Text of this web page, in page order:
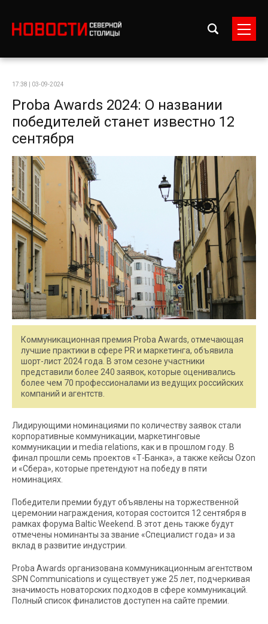
17:38 | 03-09-2024
Proba Awards 2024: О названии
победителей станет известно 12
сентября
Коммуникационная премия Proba Awards, отмечающая
лучшие практики в сфере PR и маркетинга, объявила
шорт-лист 2024 года. В этом сезоне участники
представили более 240 заявок, которые оценивались
более чем 70 профессионалами из ведущих российских
компаний и агентств.
Лидирующими номинациями по количеству заявок стали
корпоративные коммуникации, маркетинговые
коммуникации и media relations, как и в прошлом году. В
финал прошли семь проектов «Т-Банка», а также кейсы Ozon
и «Сбера», которые претендуют на победу в пяти
номинациях.
Победители премии будут объявлены на торжественной
церемонии награждения, которая состоится 12 сентября в
рамках форума Baltic Weekend. В этот день также будут
отмечены номинанты за звание «Специалист года» и за
вклад в развитие индустрии.
Proba Awards организована коммуникационным агентством
SPN Communications и существует уже 25 лет, подчеркивая
значимость новаторских подходов в сфере коммуникаций.
Полный список финалистов доступен на сайте премии.